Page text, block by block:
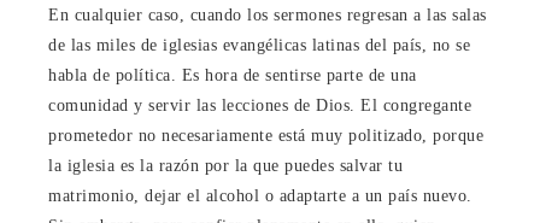
En cualquier caso, cuando los sermones regresan a las salas
de las miles de iglesias evangélicas latinas del país, no se
habla de política. Es hora de sentirse parte de una
comunidad y servir las lecciones de Dios. El congregante
prometedor no necesariamente está muy politizado, porque
la iglesia es la razón por la que puedes salvar tu
matrimonio, dejar el alcohol o adaptarte a un país nuevo.